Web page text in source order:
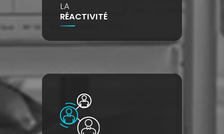
LA
RÉACTIVITÉ